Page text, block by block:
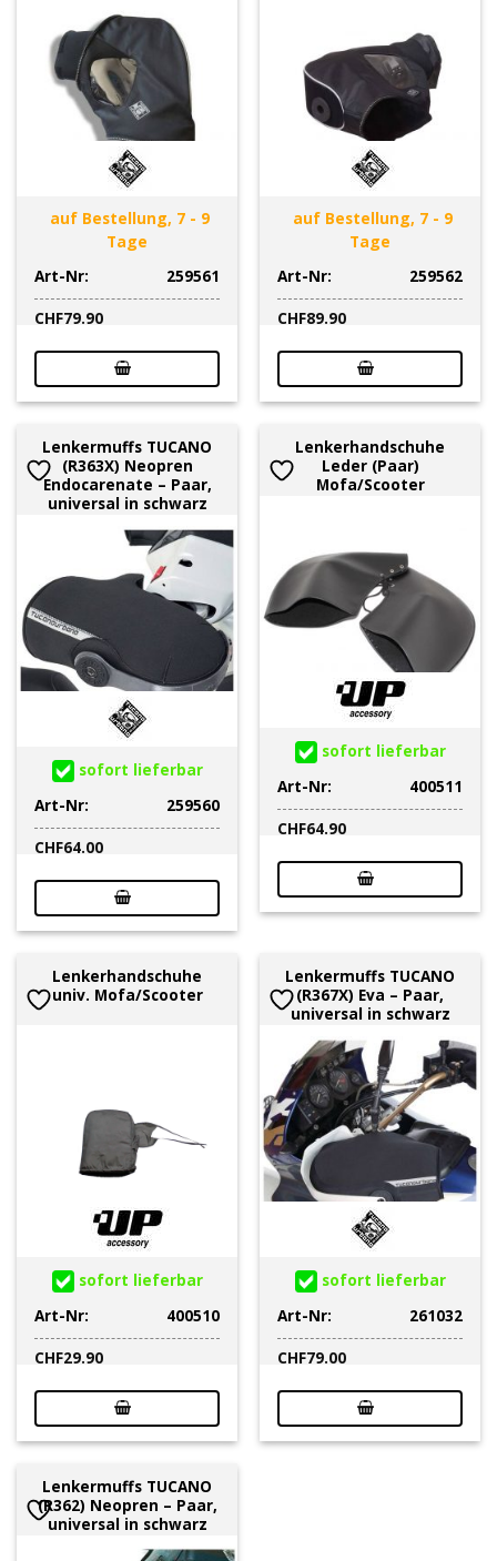
auf Bestellung, 7 - 9
Tage
Art-Nr:
259561
CHF79.90
auf Bestellung, 7 - 9
Tage
Art-Nr:
259562
CHF89.90
Lenkermuffs TUCANO
(R363X) Neopren
Endocarenate – Paar,
universal in schwarz
sofort lieferbar
Art-Nr:
259560
CHF64.00
Lenkerhandschuhe
Leder (Paar)
Mofa/Scooter
sofort lieferbar
Art-Nr:
400511
CHF64.90
Lenkerhandschuhe
univ. Mofa/Scooter
sofort lieferbar
Art-Nr:
400510
CHF29.90
Lenkermuffs TUCANO
(R367X) Eva – Paar,
universal in schwarz
sofort lieferbar
Art-Nr:
261032
CHF79.00
Lenkermuffs TUCANO
(R362) Neopren – Paar,
universal in schwarz